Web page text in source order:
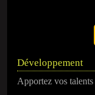
Développement
Apportez vos